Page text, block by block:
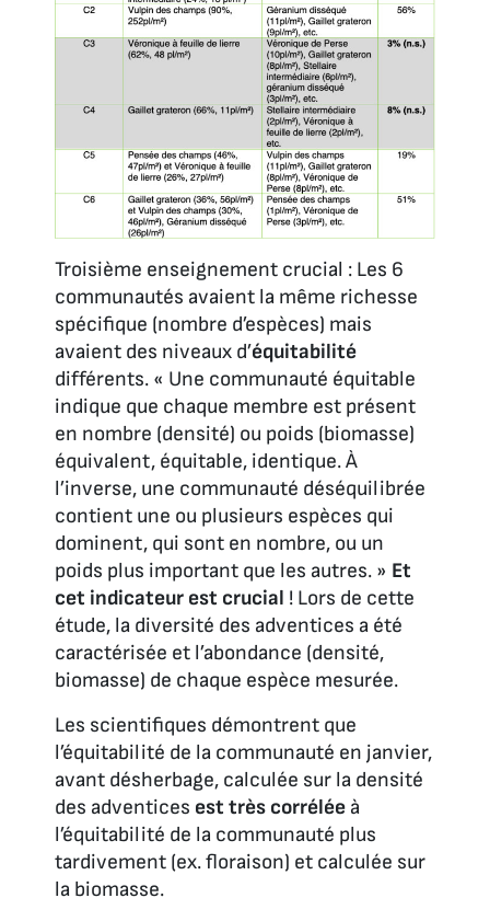
Troisième enseignement crucial : Les 6
communautés avaient la même richesse
spécifique (nombre d’espèces) mais
avaient des niveaux d’équitabilité
différents. « Une communauté équitable
indique que chaque membre est présent
en nombre (densité) ou poids (biomasse)
équivalent, équitable, identique. À
l’inverse, une communauté déséquilibrée
contient une ou plusieurs espèces qui
dominent, qui sont en nombre, ou un
poids plus important que les autres. » Et
cet indicateur est crucial ! Lors de cette
étude, la diversité des adventices a été
caractérisée et l’abondance (densité,
biomasse) de chaque espèce mesurée.
Les scientifiques démontrent que
l’équitabilité de la communauté en janvier,
avant désherbage, calculée sur la densité
des adventices est très corrélée à
l’équitabilité de la communauté plus
tardivement (ex. floraison) et calculée sur
la biomasse.